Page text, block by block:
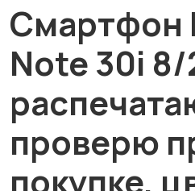
Смартфон
Note 30i 8/
проверю
покупке,